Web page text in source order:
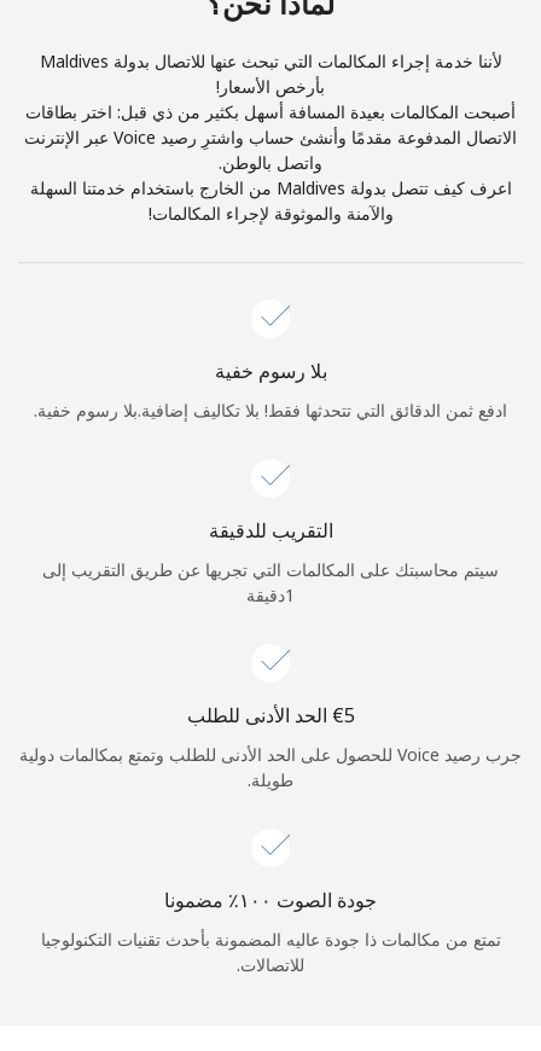
اشتراك
أهلًا!
الدخول
متابعة باستخدام
لأننا خدمة إجراء المكالمات التي تبحث عنها للاتصال بدولة Maldives
بأرخص الأسعار!
أصبحت المكالمات بعيدة المسافة أسهل بكثير من ذي قبل: اختر بطاقات
الاتصال المدفوعة مقدمًا وأنشئ حساب واشترِ رصيد Voice عبر الإنترنت
واتصل بالوطن.
اعرف كيف تتصل بدولة Maldives من الخارج باستخدام خدمتنا السهلة
والآمنة والموثوقة لإجراء المكالمات!
بلا رسوم خفية
ادفع ثمن الدقائق التي تتحدثها فقط! بلا تكاليف إضافية.بلا رسوم خفية.
التقريب للدقيقة
سيتم محاسبتك على المكالمات التي تجريها عن طريق التقريب إلى
1دقيقة
جرب رصيد Voice للحصول على الحد الأدنى للطلب وتمتع بمكالمات دولية
طويلة.
جودة الصوت ١٠٠٪ مضمونا
تمتع من مكالمات ذا جودة عاليه المضمونة بأحدث تقنيات التكنولوجيا
للاتصالات.